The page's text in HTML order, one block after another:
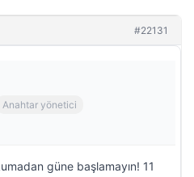
#22131
Anahtar yönetici
güne başlamayın! 11